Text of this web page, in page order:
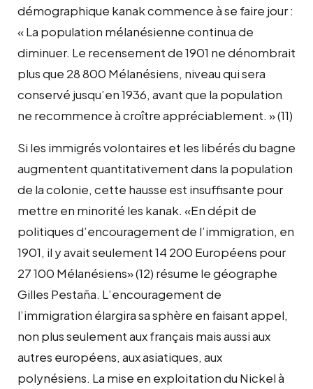
démographique kanak commence à se faire jour :
« La population mélanésienne continua de
diminuer. Le recensement de 1901 ne dénombrait
plus que 28 800 Mélanésiens, niveau qui sera
conservé jusqu’en 1936, avant que la population
ne recommence à croître appréciablement. » (11)
Si les immigrés volontaires et les libérés du bagne
augmentent quantitativement dans la population
de la colonie, cette hausse est insuffisante pour
mettre en minorité les kanak. «En dépit de
politiques d’encouragement de l’immigration, en
1901, il y avait seulement 14 200 Européens pour
27 100 Mélanésiens» (12) résume le géographe
Gilles Pestaña. L’encouragement de
l’immigration élargira sa sphère en faisant appel,
non plus seulement aux français mais aussi aux
autres européens, aux asiatiques, aux
polynésiens. La mise en exploitation du Nickel à